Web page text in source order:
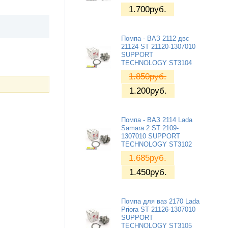
1.700руб.
Помпа - ВАЗ 2112 двс
21124 ST 21120-1307010
SUPPORT
TECHNOLOGY ST3104
1.850руб.
1.200руб.
Помпа - ВАЗ 2114 Lada
Samara 2 ST 2109-
1307010 SUPPORT
TECHNOLOGY ST3102
1.685руб.
1.450руб.
Помпа для ваз 2170 Lada
Priora ST 21126-1307010
SUPPORT
TECHNOLOGY ST3105